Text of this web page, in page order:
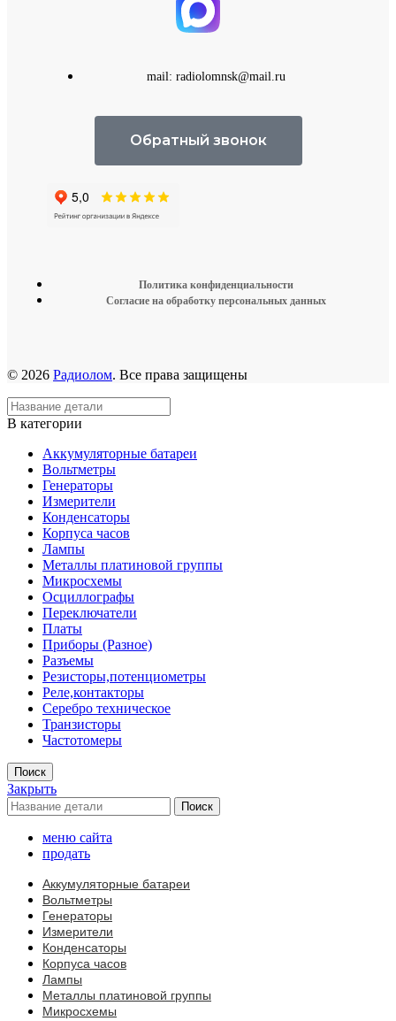
mail: radiolomnsk@mail.ru
Обратный звонок
Политика конфиденциальности
Согласие на обработку персональных данных
© 2026 Радиолом. Все права защищены
В категории
Аккумуляторные батареи
Вольтметры
Генераторы
Измерители
Конденсаторы
Корпуса часов
Лампы
Металлы платиновой группы
Микросхемы
Осциллографы
Переключатели
Платы
Приборы (Разное)
Разъемы
Резисторы,потенциометры
Реле,контакторы
Серебро техническое
Транзисторы
Частотомеры
Поиск
Закрыть
Поиск
меню сайта
продать
Аккумуляторные батареи
Вольтметры
Генераторы
Измерители
Конденсаторы
Корпуса часов
Лампы
Металлы платиновой группы
Микросхемы